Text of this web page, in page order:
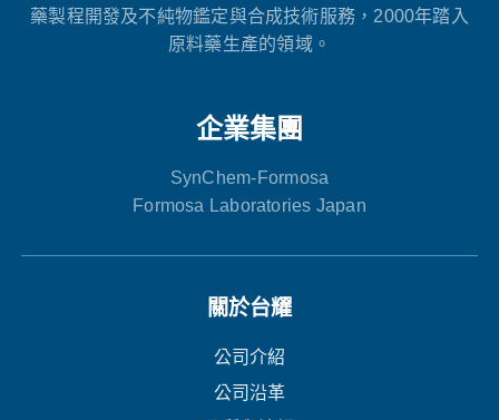
藥製程開發及不純物鑑定與合成技術服務，2000年踏入
原料藥生產的領域。
企業集團
SynChem-Formosa
Formosa Laboratories Japan
關於台耀
公司介紹
公司沿革